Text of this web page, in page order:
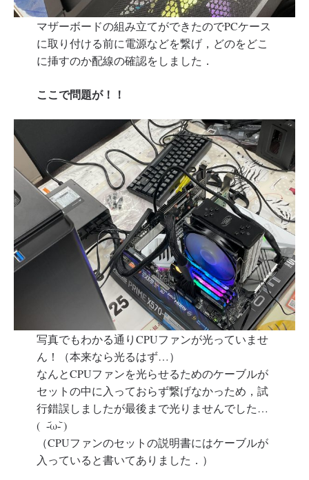
マザーボードの組み立てができたのでPCケース
に取り付ける前に電源などを繋げ，どのをどこ
に挿すのか配線の確認をしました．
ここで問題が！！
写真でもわかる通りCPUファンが光っていませ
ん！（本来なら光るはず…）
なんとCPUファンを光らせるためのケーブルが
セットの中に入っておらず繋げなかっため，試
行錯誤しましたが最後まで光りませんでした…
( -᷄ω-᷅ )
（CPUファンのセットの説明書にはケーブルが
入っていると書いてありました．）